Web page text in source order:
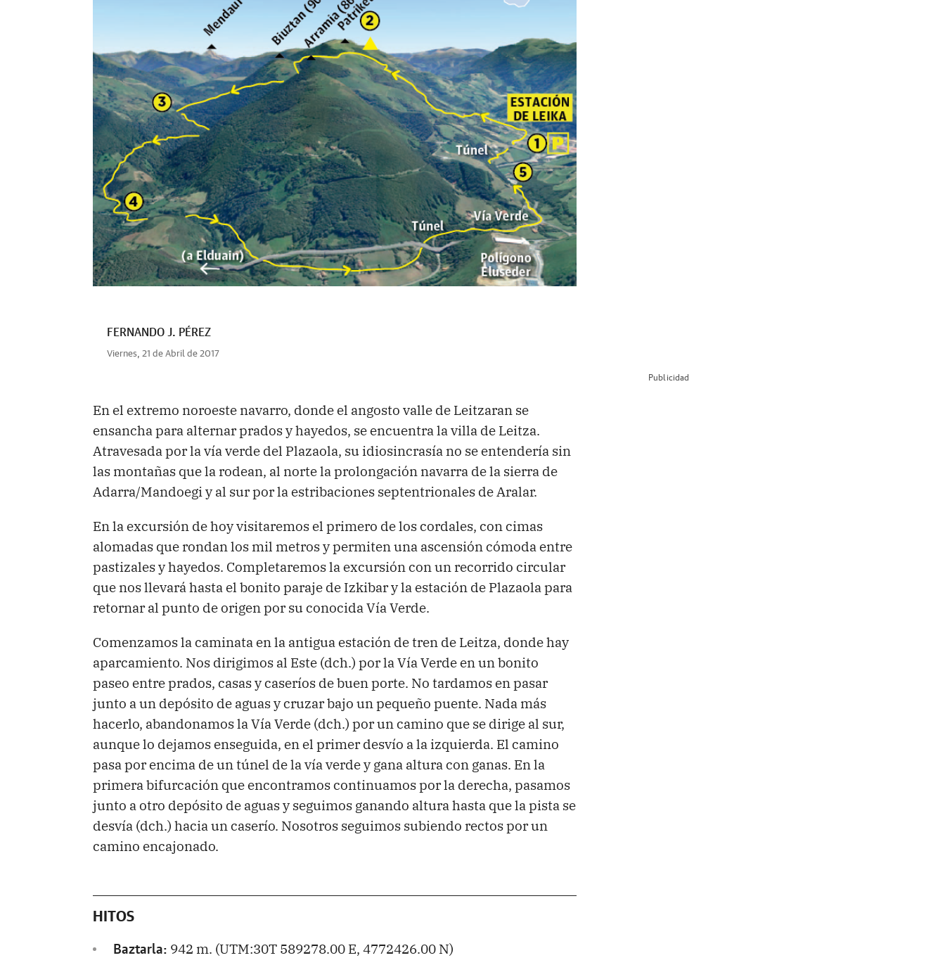
FERNANDO J. PÉREZ
Viernes, 21 de Abril de 2017
En el extremo noroeste navarro, donde el angosto valle de Leitzaran se
ensancha para alternar prados y hayedos, se encuentra la villa de Leitza.
Atravesada por la vía verde del Plazaola, su idiosincrasía no se entendería sin
las montañas que la rodean, al norte la prolongación navarra de la sierra de
Adarra/Mandoegi y al sur por la estribaciones septentrionales de Aralar.
En la excursión de hoy visitaremos el primero de los cordales, con cimas
alomadas que rondan los mil metros y permiten una ascensión cómoda entre
pastizales y hayedos. Completaremos la excursión con un recorrido circular
que nos llevará hasta el bonito paraje de Izkibar y la estación de Plazaola para
retornar al punto de origen por su conocida Vía Verde.
Comenzamos la caminata en la antigua estación de tren de Leitza, donde hay
aparcamiento. Nos dirigimos al Este (dch.) por la Vía Verde en un bonito
paseo entre prados, casas y caseríos de buen porte. No tardamos en pasar
junto a un depósito de aguas y cruzar bajo un pequeño puente. Nada más
hacerlo, abandonamos la Vía Verde (dch.) por un camino que se dirige al sur,
aunque lo dejamos enseguida, en el primer desvío a la izquierda. El camino
pasa por encima de un túnel de la vía verde y gana altura con ganas. En la
primera bifurcación que encontramos continuamos por la derecha, pasamos
junto a otro depósito de aguas y seguimos ganando altura hasta que la pista se
desvía (dch.) hacia un caserío. Nosotros seguimos subiendo rectos por un
camino encajonado.
HITOS
Baztarla: 942 m. (UTM:30T 589278.00 E, 4772426.00 N)
Publicidad